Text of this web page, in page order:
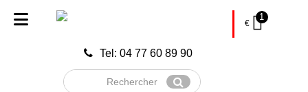
Tel: 04 77 60 89 90
Rechercher
Envoyer
€
1